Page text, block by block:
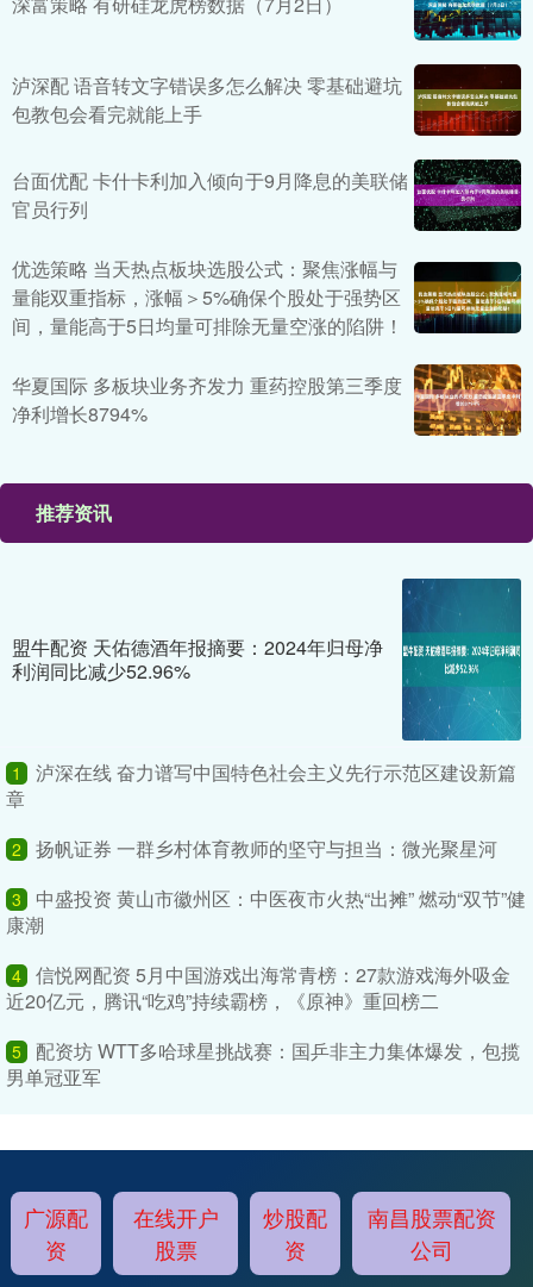
泸深配 语音转文字错误多怎么解决 零基础避坑
包教包会看完就能上手
台面优配 卡什卡利加入倾向于9月降息的美联储
官员行列
优选策略 当天热点板块选股公式：聚焦涨幅与
量能双重指标，涨幅＞5%确保个股处于强势区
间，量能高于5日均量可排除无量空涨的陷阱！
华夏国际 多板块业务齐发力 重药控股第三季度
净利增长8794%
推荐资讯
盟牛配资 天佑德酒年报摘要：2024年归母净
利润同比减少52.96%
1
泸深在线 奋力谱写中国特色社会主义先行示范区建设新篇
章
2 扬帆证券 一群乡村体育教师的坚守与担当：微光聚星河
3
中盛投资 黄山市徽州区：中医夜市火热“出摊” 燃动“双节”健
康潮
4 信悦网配资 5月中国游戏出海常青榜：27款游戏海外吸金
近20亿元，腾讯“吃鸡”持续霸榜，《原神》重回榜二
5
配资坊 WTT多哈球星挑战赛：国乒非主力集体爆发，包揽
男单冠亚军
广源配
资
在线开户
股票
炒股配
资
南昌股票配资
公司